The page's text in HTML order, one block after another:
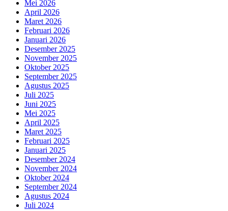
Mei 2026
April 2026
Maret 2026
Februari 2026
Januari 2026
Desember 2025
November 2025
Oktober 2025
September 2025
Agustus 2025
Juli 2025
Juni 2025
Mei 2025
April 2025
Maret 2025
Februari 2025
Januari 2025
Desember 2024
November 2024
Oktober 2024
September 2024
Agustus 2024
Juli 2024